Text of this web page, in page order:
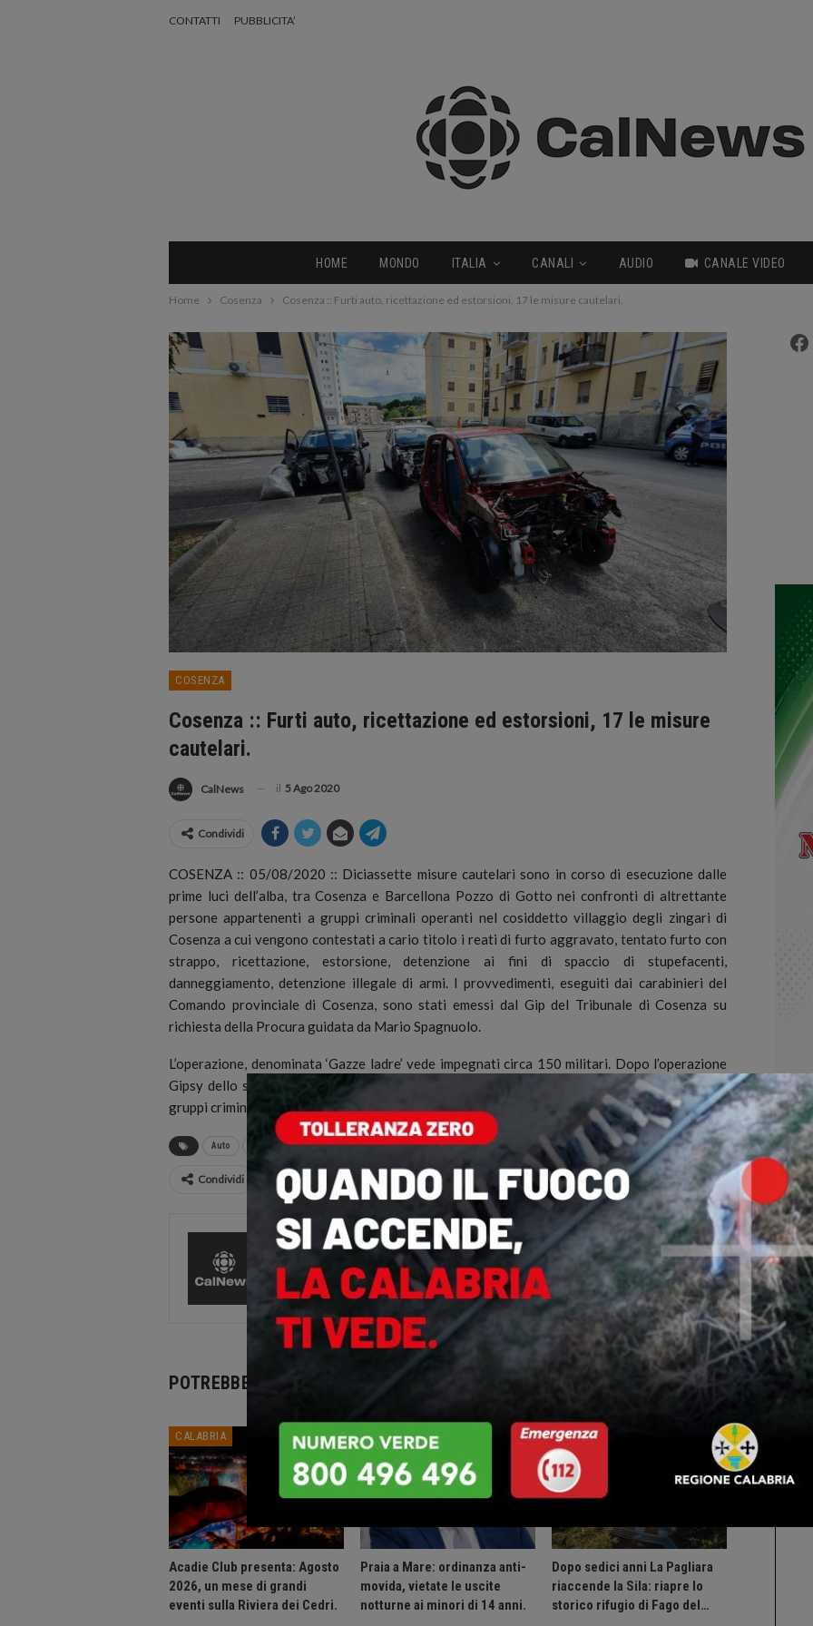
CONTATTI PUBBLICITA’
HOME MONDO ITALIA CANALI AUDIO CANALE VIDEO
Home Cosenza Cosenza :: Furti auto, ricettazione ed estorsioni, 17 le misure cautelari.
COSENZA
Cosenza :: Furti auto, ricettazione ed estorsioni, 17 le misure
cautelari.
CalNews il 5 Ago 2020
Condividi
COSENZA :: 05/08/2020 :: Diciassette misure cautelari sono in corso di esecuzione dalle
prime luci dell’alba, tra Cosenza e Barcellona Pozzo di Gottonei confronti di altrettante
persone appartenenti a gruppi criminali operanti nel cosiddetto villaggio degli zingari di
Cosenza a cui vengono contestati a cario titolo i reati di furto aggravato, tentato furto con
strappo, ricettazione, estorsione, detenzione ai fini di spaccio di stupefacenti,
danneggiamento, detenzione illegale di armi. I provvedimenti, eseguiti dai carabinieri del
Comando provinciale di Cosenza, sono stati emessi dal Gip del Tribunale di Cosenza su
richiesta della Procura guidata da Mario Spagnuolo.
L’operazione, denominata ‘Gazze ladre’ vede impegnati circa 150 militari. Dopo l’operazione
Gipsy dello scorso 14 luglio, i carabinieri di Cosenza stanno infliggendo un nuovo colpo ai
gruppi criminali operanti nel villaggio degli zingari di Via degli Stadi.
Auto autolavaggi Cosenza furti
Condividi
CalNews 27584 Posts 0
Comments
POTREBBE PIACERTI ANCHE Altri Di Autore
CALABRIA
Acadie Club presenta: Agosto
2026, un mese di grandi
eventi sulla Riviera dei Cedri.
CALABRIA
Praia a Mare: ordinanza anti-
movida, vietate le uscite
notturne ai minori di 14 anni.
CALABRIA
Dopo sedici anni La Pagliara
riaccende la Sila: riapre lo
storico rifugio di Fago del…